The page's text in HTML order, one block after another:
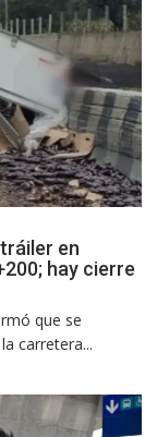
en
hay cierre
que se
carretera...